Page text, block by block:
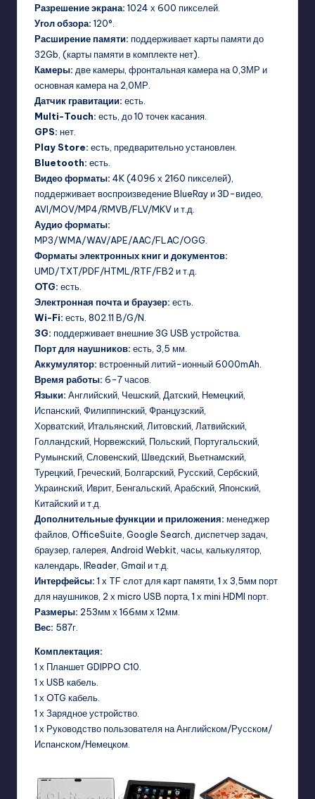
Разрешение экрана: 1024 х 600 пикселей.
Угол обзора: 120°.
Расширение памяти: поддерживает карты памяти до
32Gb, (карты памяти в комплекте нет).
Камеры: две камеры, фронтальная камера на 0,3МР и
основная камера на 2,0МР.
Датчик гравитации: есть.
Multi-Touch: есть, до 10 точек касания.
GPS: нет.
Play Store: есть, предварительно установлен.
Bluetooth: есть.
Видео форматы: 4K (4096 х 2160 пикселей),
поддерживает воспроизведение BlueRay и 3D-видео,
AVI/MOV/MP4/RMVB/FLV/MKV и т.д.
Аудио форматы:
MP3/WMA/WAV/APE/AAC/FLAC/OGG.
Форматы электронных книг и документов:
UMD/TXT/PDF/HTML/RTF/FB2 и т.д.
OTG: есть.
Электронная почта и браузер: есть.
Wi-Fi: есть, 802.11 B/G/N.
3G: поддерживает внешние 3G USB устройства.
Порт для наушников: есть, 3,5 мм.
Аккумулятор: встроенный литий-ионный 6000mAh.
Время работы: 6-7 часов.
Языки: Английский, Чешский, Датский, Немецкий,
Испанский, Филиппинский, Французский,
Хорватский, Итальянский, Литовский, Латвийский,
Голландский, Норвежский, Польский, Португальский,
Румынский, Словенский, Шведский, Вьетнамский,
Турецкий, Греческий, Болгарский, Русский, Сербский,
Украинский, Иврит, Бенгальский, Арабский, Японский,
Китайский и т.д.
Дополнительные функции и приложения: менеджер
файлов, OfficeSuite, Google Search, диспетчер задач,
браузер, галерея, Android Webkit, часы, калькулятор,
календарь, IReader, Gmail и т.д.
Интерфейсы: 1 х TF слот для карт памяти, 1 х 3,5мм порт
для наушников, 2 х micro USB порта, 1 х mini HDMI порт.
Размеры: 253мм х 166мм х 12мм.
Вес: 587г.
Комплектация:
1 х Планшет GDIPPO C10.
1 х USB кабель.
1 х OTG кабель.
1 х Зарядное устройство.
1 х Руководство пользователя на Английском/Русском/
Испанском/Немецком.